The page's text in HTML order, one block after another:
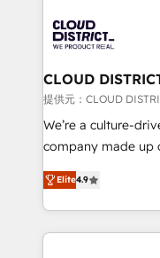
500+ HubSpot
end solutions that
inbound and loop
creativity. Our
Portuguese, and
that drive measurable growth.
Platform Migration
Year LATAM 2022,
CLOUD
提供元：CLOUD
We’re a culture-
company made up
thinkers. We blend
ideas,
experiences. To
Elite4.9